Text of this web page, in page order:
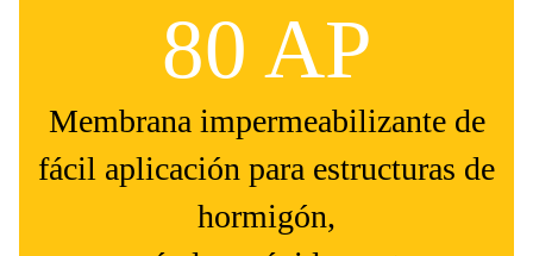
80 AP
Membrana impermeabilizante de
fácil aplicación para estructuras de
hormigón,